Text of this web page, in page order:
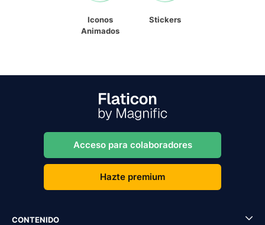
Iconos
Animados
Stickers
Acceso para colaboradores
Hazte premium
CONTENIDO